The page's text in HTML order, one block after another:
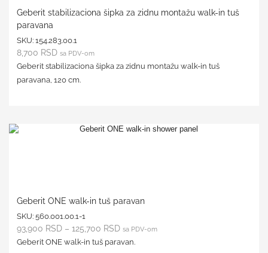
Geberit stabilizaciona šipka za zidnu montažu walk-in tuš
paravana
SKU: 154.283.00.1
8,700 RSD sa PDV-om
Geberit stabilizaciona šipka za zidnu montažu walk-in tuš
paravana, 120 cm.
Geberit ONE walk-in tuš paravan
SKU: 560.001.00.1-1
93,900 RSD – 125,700 RSD sa PDV-om
Geberit ONE walk-in tuš paravan.